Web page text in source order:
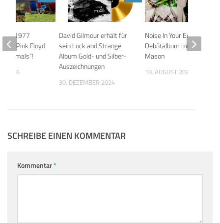
David Gilmour erhält für
sein Luck and Strange
Album Gold- und Silber-
Auszeichnungen
30. DEZEMBER 2024
Noise In Your Eye
Debütalbum mit Nick
Mason
18. AUGUST 2020
1977
Pink Floyd
„Animals”!
2026
SCHREIBE EINEN KOMMENTAR
Kommentar*